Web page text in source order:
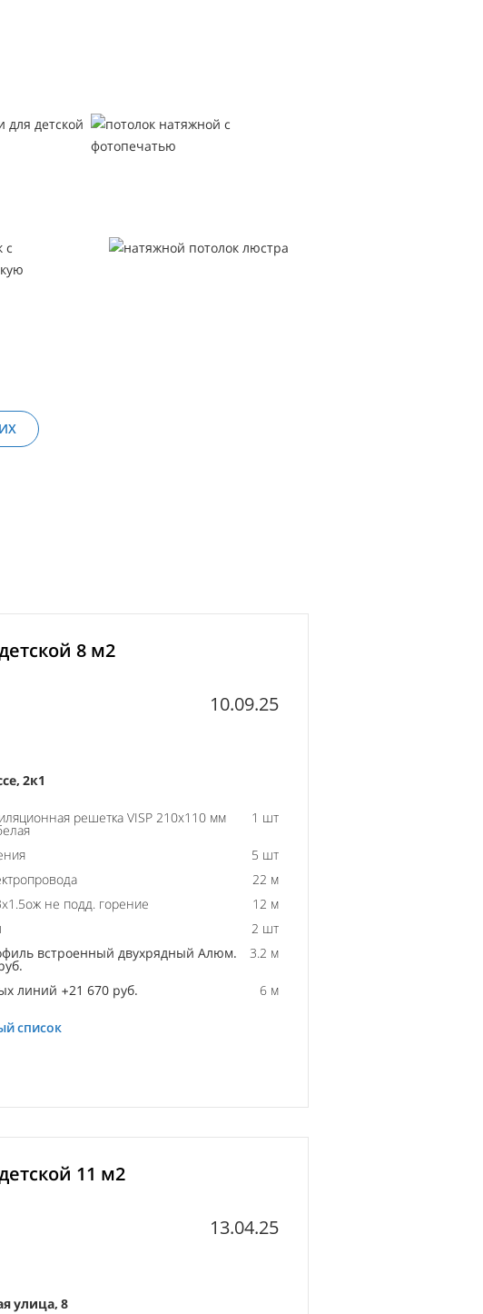
8 м2
10.09.25
2к1
решетка VISP 210x110 мм 1 шт
5 шт
22 м
не подд. горение
12 м
2 шт
встроенный двухрядный Алюм.
3.2 м
линий +21 670 руб. 6 м
список
11 м2
13.04.25
улица, 8